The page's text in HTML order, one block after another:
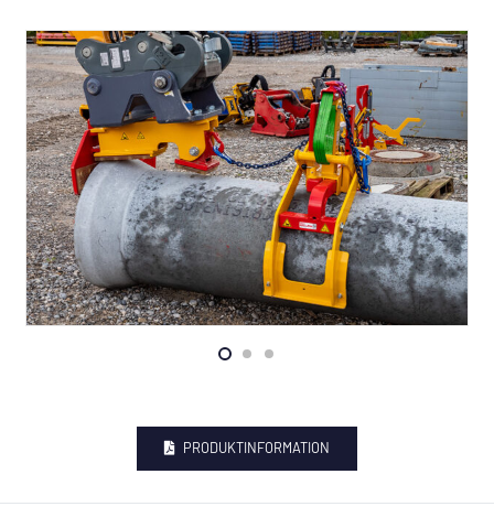
PRODUKTINFORMATION